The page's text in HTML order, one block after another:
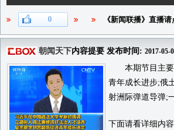
0 《新闻联播》直播
朝闻天下内容提要 发布时间: 2017-05-
本期节目主要
青年成长进步;俄
射洲际弹道导弹;
下面请看详细内